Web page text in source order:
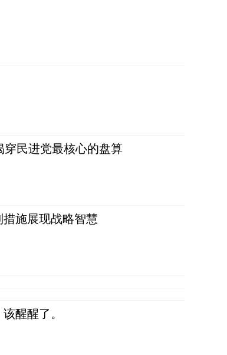
穿民进党最核心的盘算
施展现战略智慧
醒醒了。